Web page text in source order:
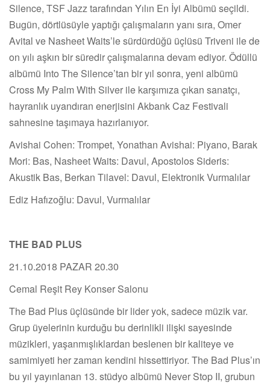
Silence, TSF Jazz tarafından Yılın En İyi Albümü seçildi.
Bugün, dörtlüsüyle yaptığı çalışmaların yanı sıra, Omer
Avital ve Nasheet Waits’le sürdürdüğü üçlüsü Triveni ile de
on yılı aşkın bir süredir çalışmalarına devam ediyor. Ödüllü
albümü Into The Silence’tan bir yıl sonra, yeni albümü
Cross My Palm With Silver ile karşımıza çıkan sanatçı,
hayranlık uyandıran enerjisini Akbank Caz Festivali
sahnesine taşımaya hazırlanıyor.
Avishai Cohen: Trompet, Yonathan Avishai: Piyano, Barak
Mori: Bas, Nasheet Waits: Davul, Apostolos Sideris:
Akustik Bas, Berkan Tilavel: Davul, Elektronik Vurmalılar
Ediz Hafızoğlu: Davul, Vurmalılar
THE BAD PLUS
21.10.2018 PAZAR 20.30
Cemal Reşit Rey Konser Salonu
The Bad Plus üçlüsünde bir lider yok, sadece müzik var.
Grup üyelerinin kurduğu bu derinlikli ilişki sayesinde
müzikleri, yaşanmışlıklardan beslenen bir kaliteye ve
samimiyeti her zaman kendini hissettiriyor. The Bad Plus’ın
bu yıl yayınlanan 13. stüdyo albümü Never Stop II, grubun